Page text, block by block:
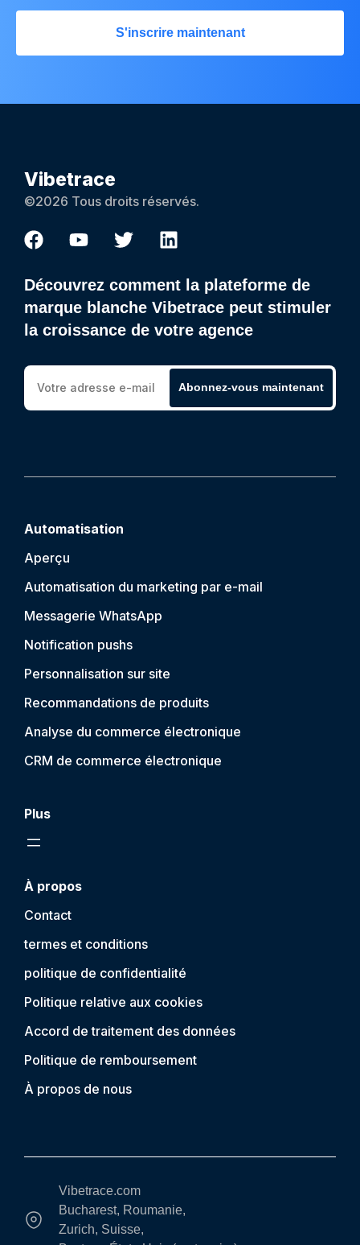
S'inscrire maintenant
Vibetrace
©2026 Tous droits réservés.
Découvrez comment la plateforme de
marque blanche Vibetrace peut stimuler
la croissance de votre agence
Abonnez-vous maintenant
Automatisation
Aperçu
Automatisation du marketing par e-mail
Messagerie WhatsApp
Notification pushs
Personnalisation sur site
Recommandations de produits
Analyse du commerce électronique
CRM de commerce électronique
Plus
À propos
Contact
termes et conditions
politique de confidentialité
Politique relative aux cookies
Accord de traitement des données
Politique de remboursement
À propos de nous
Vibetrace.com
Bucharest, Roumanie,
Zurich, Suisse,